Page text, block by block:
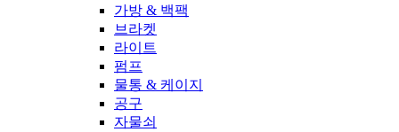
가방 & 백팩
브라켓
라이트
펌프
물통 & 케이지
공구
자물쇠